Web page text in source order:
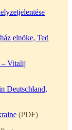
elnöke, Ted
– Vitalij
Deutschland,
(PDF)